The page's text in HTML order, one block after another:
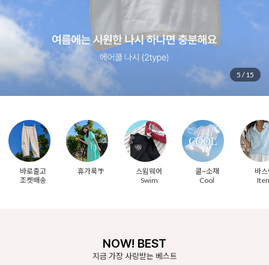
6 /15
바로출고
조켓배송
휴가룩🌴
스윔웨어
Swim
쿨~소재
Cool
바
NOW! BEST
지금 가장 사랑받는 베스트